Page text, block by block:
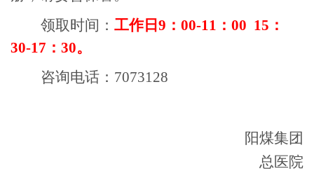
领取时间： 工作日9：00-11：00 15：
30-17：30。
咨询电话：7073128
阳煤集团
总医院